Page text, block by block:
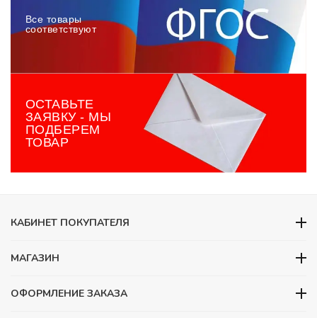
Все товары
соответствуют
ОСТАВЬТЕ
ЗАЯВКУ - МЫ
ПОДБЕРЕМ
ТОВАР
КАБИНЕТ ПОКУПАТЕЛЯ
МАГАЗИН
ОФОРМЛЕНИЕ ЗАКАЗА